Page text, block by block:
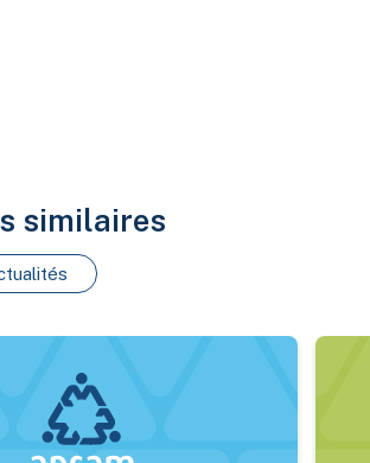
similaires
2025 des maladies transmises par les